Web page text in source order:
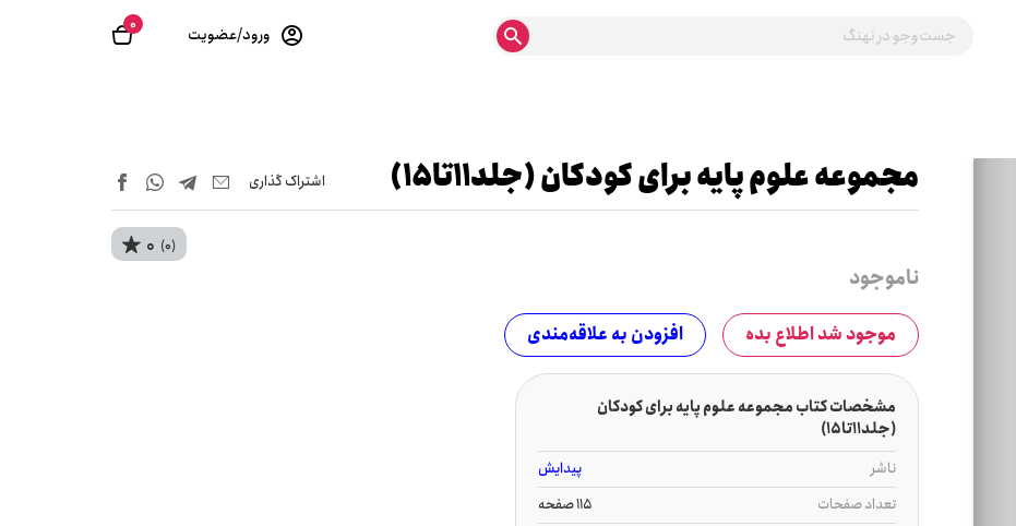
0 ورود/عضویت
مجموعه علوم پایه برای کودکان (جلد11تا15) اشتراک‌ گذاری
0 (0)
ناموجود
موجود شد اطلاع بده افزودن به علاقه‌مندی
مشخصات کتاب مجموعه علوم پایه برای کودکان
(جلد11تا15)
ناشر
پیدایش
تعداد صفحات
115 صفحه